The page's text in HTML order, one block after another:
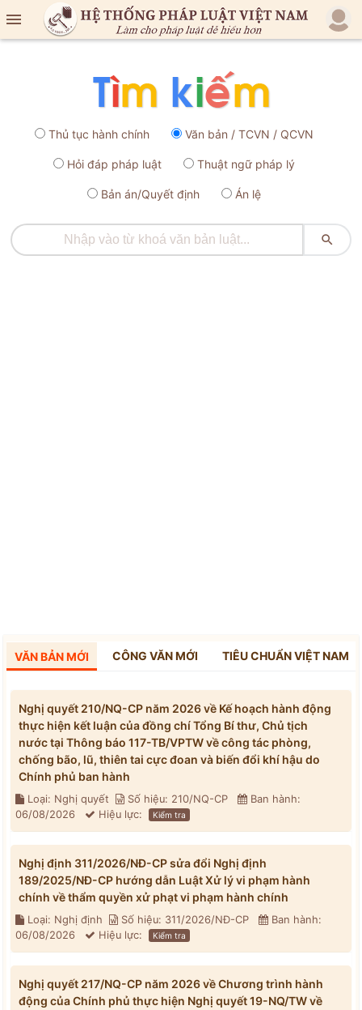

Thủ tục hành chính Văn bản / TCVN / QCVN
Hỏi đáp pháp luật Thuật ngữ pháp lý
Bản án/Quyết định Án lệ

VĂN BẢN MỚI CÔNG VĂN MỚI TIÊU CHUẨN VIỆT NAM
Nghị quyết 210/NQ-CP năm 2026 về Kế hoạch hành động
thực hiện kết luận của đồng chí Tổng Bí thư, Chủ tịch
nước tại Thông báo 117-TB/VPTW về công tác phòng,
chống bão, lũ, thiên tai cực đoan và biến đổi khí hậu do
Chính phủ ban hành
Loại: Nghị quyết Số hiệu: 210/NQ-CP
Ban hành:
06/08/2026
Hiệu lực: Kiểm tra
Nghị định 311/2026/NĐ-CP sửa đổi Nghị định
189/2025/NĐ-CP hướng dẫn Luật Xử lý vi phạm hành
chính về thẩm quyền xử phạt vi phạm hành chính
Loại: Nghị định Số hiệu: 311/2026/NĐ-CP
Ban hành:
06/08/2026
Hiệu lực: Kiểm tra
Nghị quyết 217/NQ-CP năm 2026 về Chương trình hành
động của Chính phủ thực hiện Nghị quyết 19-NQ/TW về